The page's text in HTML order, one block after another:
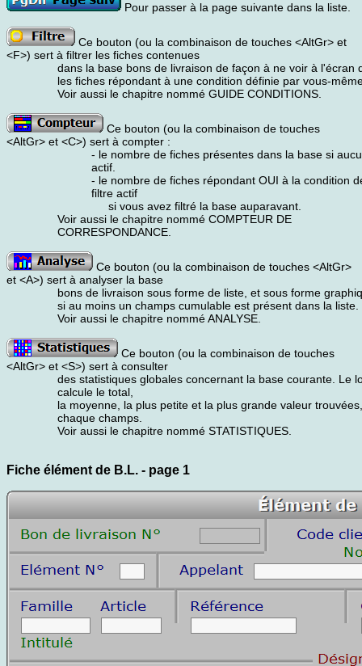
Pour passer à la page suivante dans la liste.
Ce bouton (ou la combinaison de touches <AltGr> et
<F>) sert à filtrer les fiches contenues
dans la base bons de livraison de façon à ne voir à l'écran
les fiches répondant à une condition définie par vous-
Voir aussi le chapitre nommé GUIDE CONDITIONS.
Ce bouton (ou la combinaison de touches
<AltGr> et <C>) sert à compter :
- le nombre de fiches présentes dans la base si
actif.
- le nombre de fiches répondant OUI à la condition
filtre actif
si vous avez filtré la base auparavant.
Voir aussi le chapitre nommé COMPTEUR DE
CORRESPONDANCE.
Ce bouton (ou la combinaison de touches <AltGr>
et <A>) sert à analyser la base
bons de livraison sous forme de liste, et sous forme
si au moins un champs cumulable est présent dans la liste.
Voir aussi le chapitre nommé ANALYSE.
Ce bouton (ou la combinaison de touches
<AltGr> et <S>) sert à consulter
des statistiques globales concernant la base courante. Le
calcule le total,
la moyenne, la plus petite et la plus grande valeur
chaque champs.
Voir aussi le chapitre nommé STATISTIQUES.
Fiche élément de B.L. - page 1